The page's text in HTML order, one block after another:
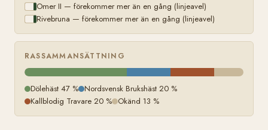
Omer II — förekommer mer än en gång (linjeavel)
Rivebruna — förekommer mer än en gång (linjeavel)
RASSAMMANSÄTTNING
Dölehäst 47 % Nordsvensk Brukshäst 20 %
Kallblodig Travare 20 % Okänd 13 %